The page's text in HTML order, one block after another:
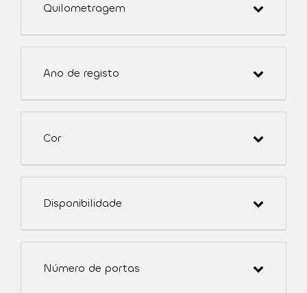
Quilometragem
Ano de registo
Cor
Disponibilidade
Número de portas